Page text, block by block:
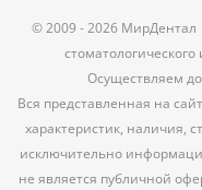
© 2009 - 2026
Осуществляем
Вся представленная на
характеристик, наличия,
исключительно
не является публичной